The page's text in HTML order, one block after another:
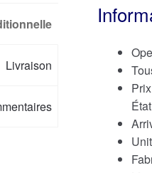
Livraison